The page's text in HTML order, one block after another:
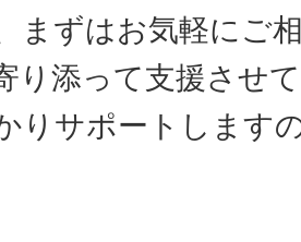
まずはお気軽にご
り添って支援させ
りサポートします